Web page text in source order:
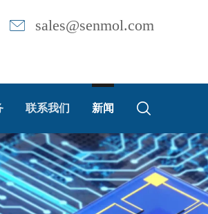
sales@senmol.com
联系我们 新闻